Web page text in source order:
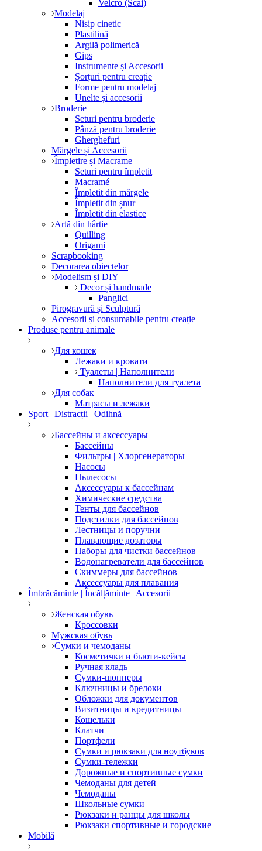
Velcro (Scai)
Modelaj
Nisip cinetic
Plastilină
Argilă polimerică
Gips
Instrumente și Accesorii
Șorțuri pentru creație
Forme pentru modelaj
Unelte și accesorii
Broderie
Seturi pentru broderie
Pânză pentru broderie
Gherghefuri
Mărgele și Accesorii
Împletire și Macrame
Seturi pentru împletit
Macramé
Împletit din mărgele
Împletit din șnur
Împletit din elastice
Artă din hârtie
Quilling
Origami
Scrapbooking
Decorarea obiectelor
Modelism și DIY
Decor și handmade
Panglici
Pirogravură și Sculptură
Accesorii și consumabile pentru creație
Produse pentru animale
Для кошек
Лежаки и кровати
Туалеты | Наполнители
Наполнители для туалета
Для собак
Матрасы и лежаки
Sport | Distracții | Odihnă
Бассейны и аксессуары
Бассейны
Фильтры | Хлоргенераторы
Насосы
Пылесосы
Аксессуары к бассейнам
Химические средства
Тенты для бассейнов
Подстилки для бассейнов
Лестницы и поручни
Плавающие дозаторы
Наборы для чистки бассейнов
Водонагреватели для бассейнов
Скиммеры для бассейнов
Аксессуары для плавания
Îmbrăcăminte | Încălțăminte | Accesorii
Женская обувь
Кроссовки
Мужская обувь
Сумки и чемоданы
Косметички и бьюти-кейсы
Ручная кладь
Сумки-шопперы
Ключницы и брелоки
Обложки для документов
Визитницы и кредитницы
Кошельки
Клатчи
Портфели
Сумки и рюкзаки для ноутбуков
Сумки-тележки
Дорожные и спортивные сумки
Чемоданы для детей
Чемоданы
Школьные сумки
Рюкзаки и ранцы для школы
Рюкзаки спортивные и городские
Mobilă